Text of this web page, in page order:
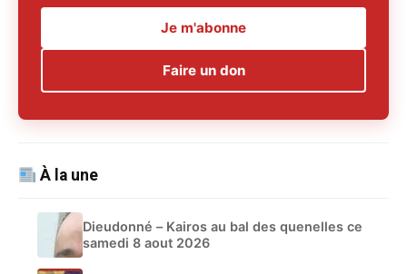
Je m'abonne
Faire un don
À la une
Dieudonné – Kairos au bal des quenelles ce
samedi 8 aout 2026